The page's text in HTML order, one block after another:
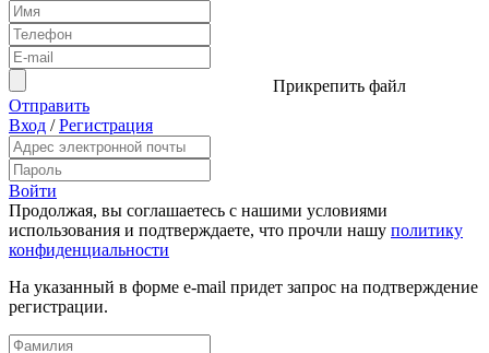
Прикрепить файл
Отправить
Вход /Регистрация
Войти
Продолжая, вы соглашаетесь с нашими условиями
использования и подтверждаете, что прочли нашу политику
конфиденциальности
На указанный в форме e-mail придет запрос на подтверждение
регистрации.